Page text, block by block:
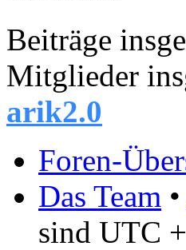
Beiträge
Mitglieder
arik2.0
Foren-
Das Team •
sind UTC